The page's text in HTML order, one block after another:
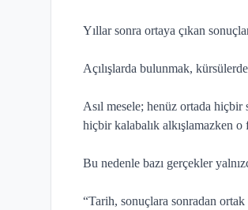
Yıllar sonra ortaya çıkan
Açılışlarda bulunmak,
Asıl mesele; henüz ortada
hiçbir kalabalık alkışlamazken
Bu nedenle bazı gerçekler
“Tarih, sonuçlara sonradan